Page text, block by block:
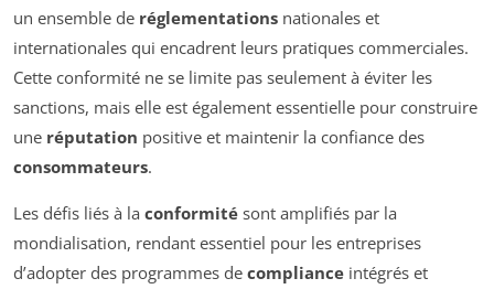
un ensemble de réglementations nationales et
internationales qui encadrent leurs pratiques commerciales.
Cette conformité ne se limite pas seulement à éviter les
sanctions, mais elle est également essentielle pour construire
une réputation positive et maintenir la confiance des
consommateurs.
Les défis liés à la conformité sont amplifiés par la
mondialisation, rendant essentiel pour les entreprises
d’adopter des programmes de compliance intégrés et